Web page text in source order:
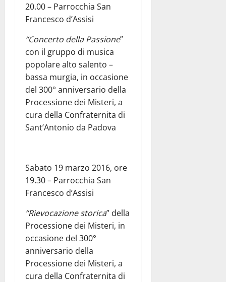
20.00 – Parrocchia San
Francesco d’Assisi
“Concerto della Passione”
con il gruppo di musica
popolare alto salento –
bassa murgia, in occasione
del 300° anniversario della
Processione dei Misteri, a
cura della Confraternita di
Sant’Antonio da Padova
Sabato 19 marzo 2016, ore
19.30 – Parrocchia San
Francesco d’Assisi
“Rievocazione storica” della
Processione dei Misteri, in
occasione del 300°
anniversario della
Processione dei Misteri, a
cura della Confraternita di